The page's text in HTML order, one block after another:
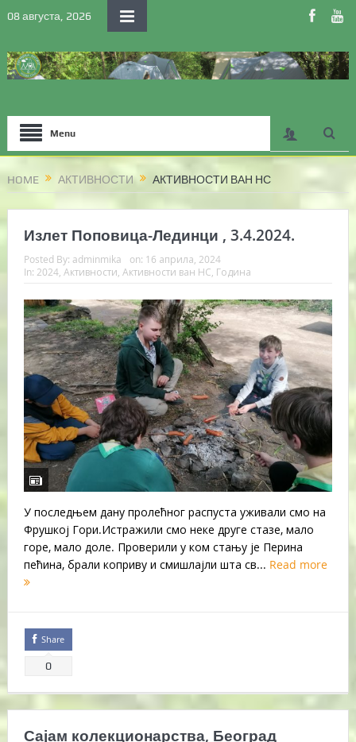
08 августа, 2026
Menu
HOME АКТИВНОСТИ АКТИВНОСТИ ВАН НС
Излет Поповица-Лединци , 3.4.2024.
Posted By: adminmika on: 16 априла, 2024
In: 2024, Активности Активности ван НС Година
У последњем дану пролећног распуста уживали смо на
Фрушкој Гори.Истражили смо неке друге стазе, мало
горе, мало доле. Проверили у ком стању је Перина
пећина, брали коприву и смишлајли шта св... Read more
Share
0
Сајам колекционарства, Београд